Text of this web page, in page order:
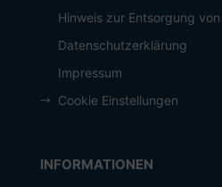
Hinweis zur Entsorgung
Datenschutzerklärung
Impressum
Cookie Einstellungen
INFORMATIONEN